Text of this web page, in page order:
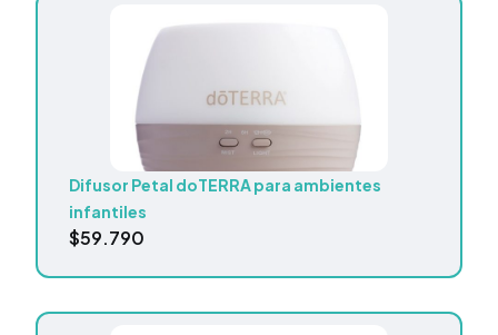
Difusor Petal doTERRA para ambientes
infantiles
$59.790